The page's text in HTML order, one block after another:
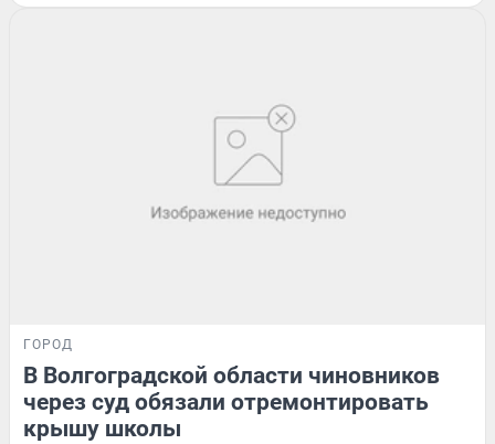
ГОРОД
В Волгоградской области чиновников
через суд обязали отремонтировать
крышу школы